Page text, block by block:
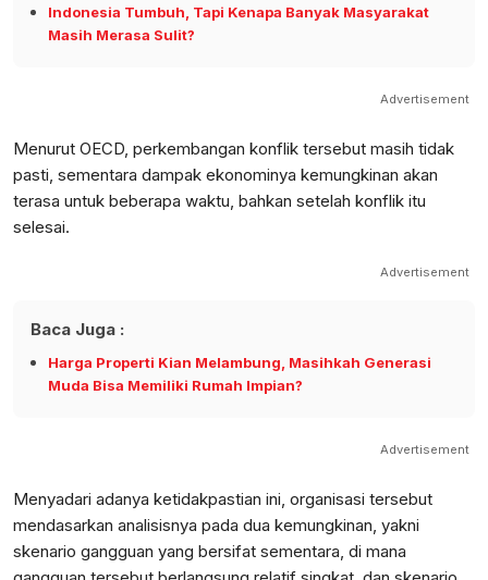
Indonesia Tumbuh, Tapi Kenapa Banyak Masyarakat
Masih Merasa Sulit?
Advertisement
Menurut OECD, perkembangan konflik tersebut masih tidak
pasti, sementara dampak ekonominya kemungkinan akan
terasa untuk beberapa waktu, bahkan setelah konflik itu
selesai.
Advertisement
Baca Juga :
Harga Properti Kian Melambung, Masihkah Generasi
Muda Bisa Memiliki Rumah Impian?
Advertisement
Menyadari adanya ketidakpastian ini, organisasi tersebut
mendasarkan analisisnya pada dua kemungkinan, yakni
skenario gangguan yang bersifat sementara, di mana